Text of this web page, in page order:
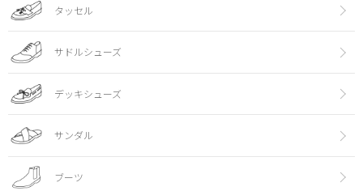
タッセル
サドルシューズ
デッキシューズ
サンダル
ブーツ